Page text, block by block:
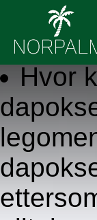
8.8.2026
Hvor